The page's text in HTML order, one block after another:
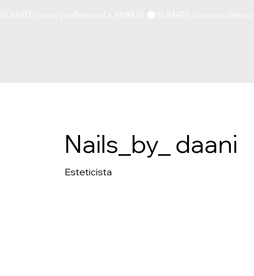
Nails_by_ daani
Esteticista